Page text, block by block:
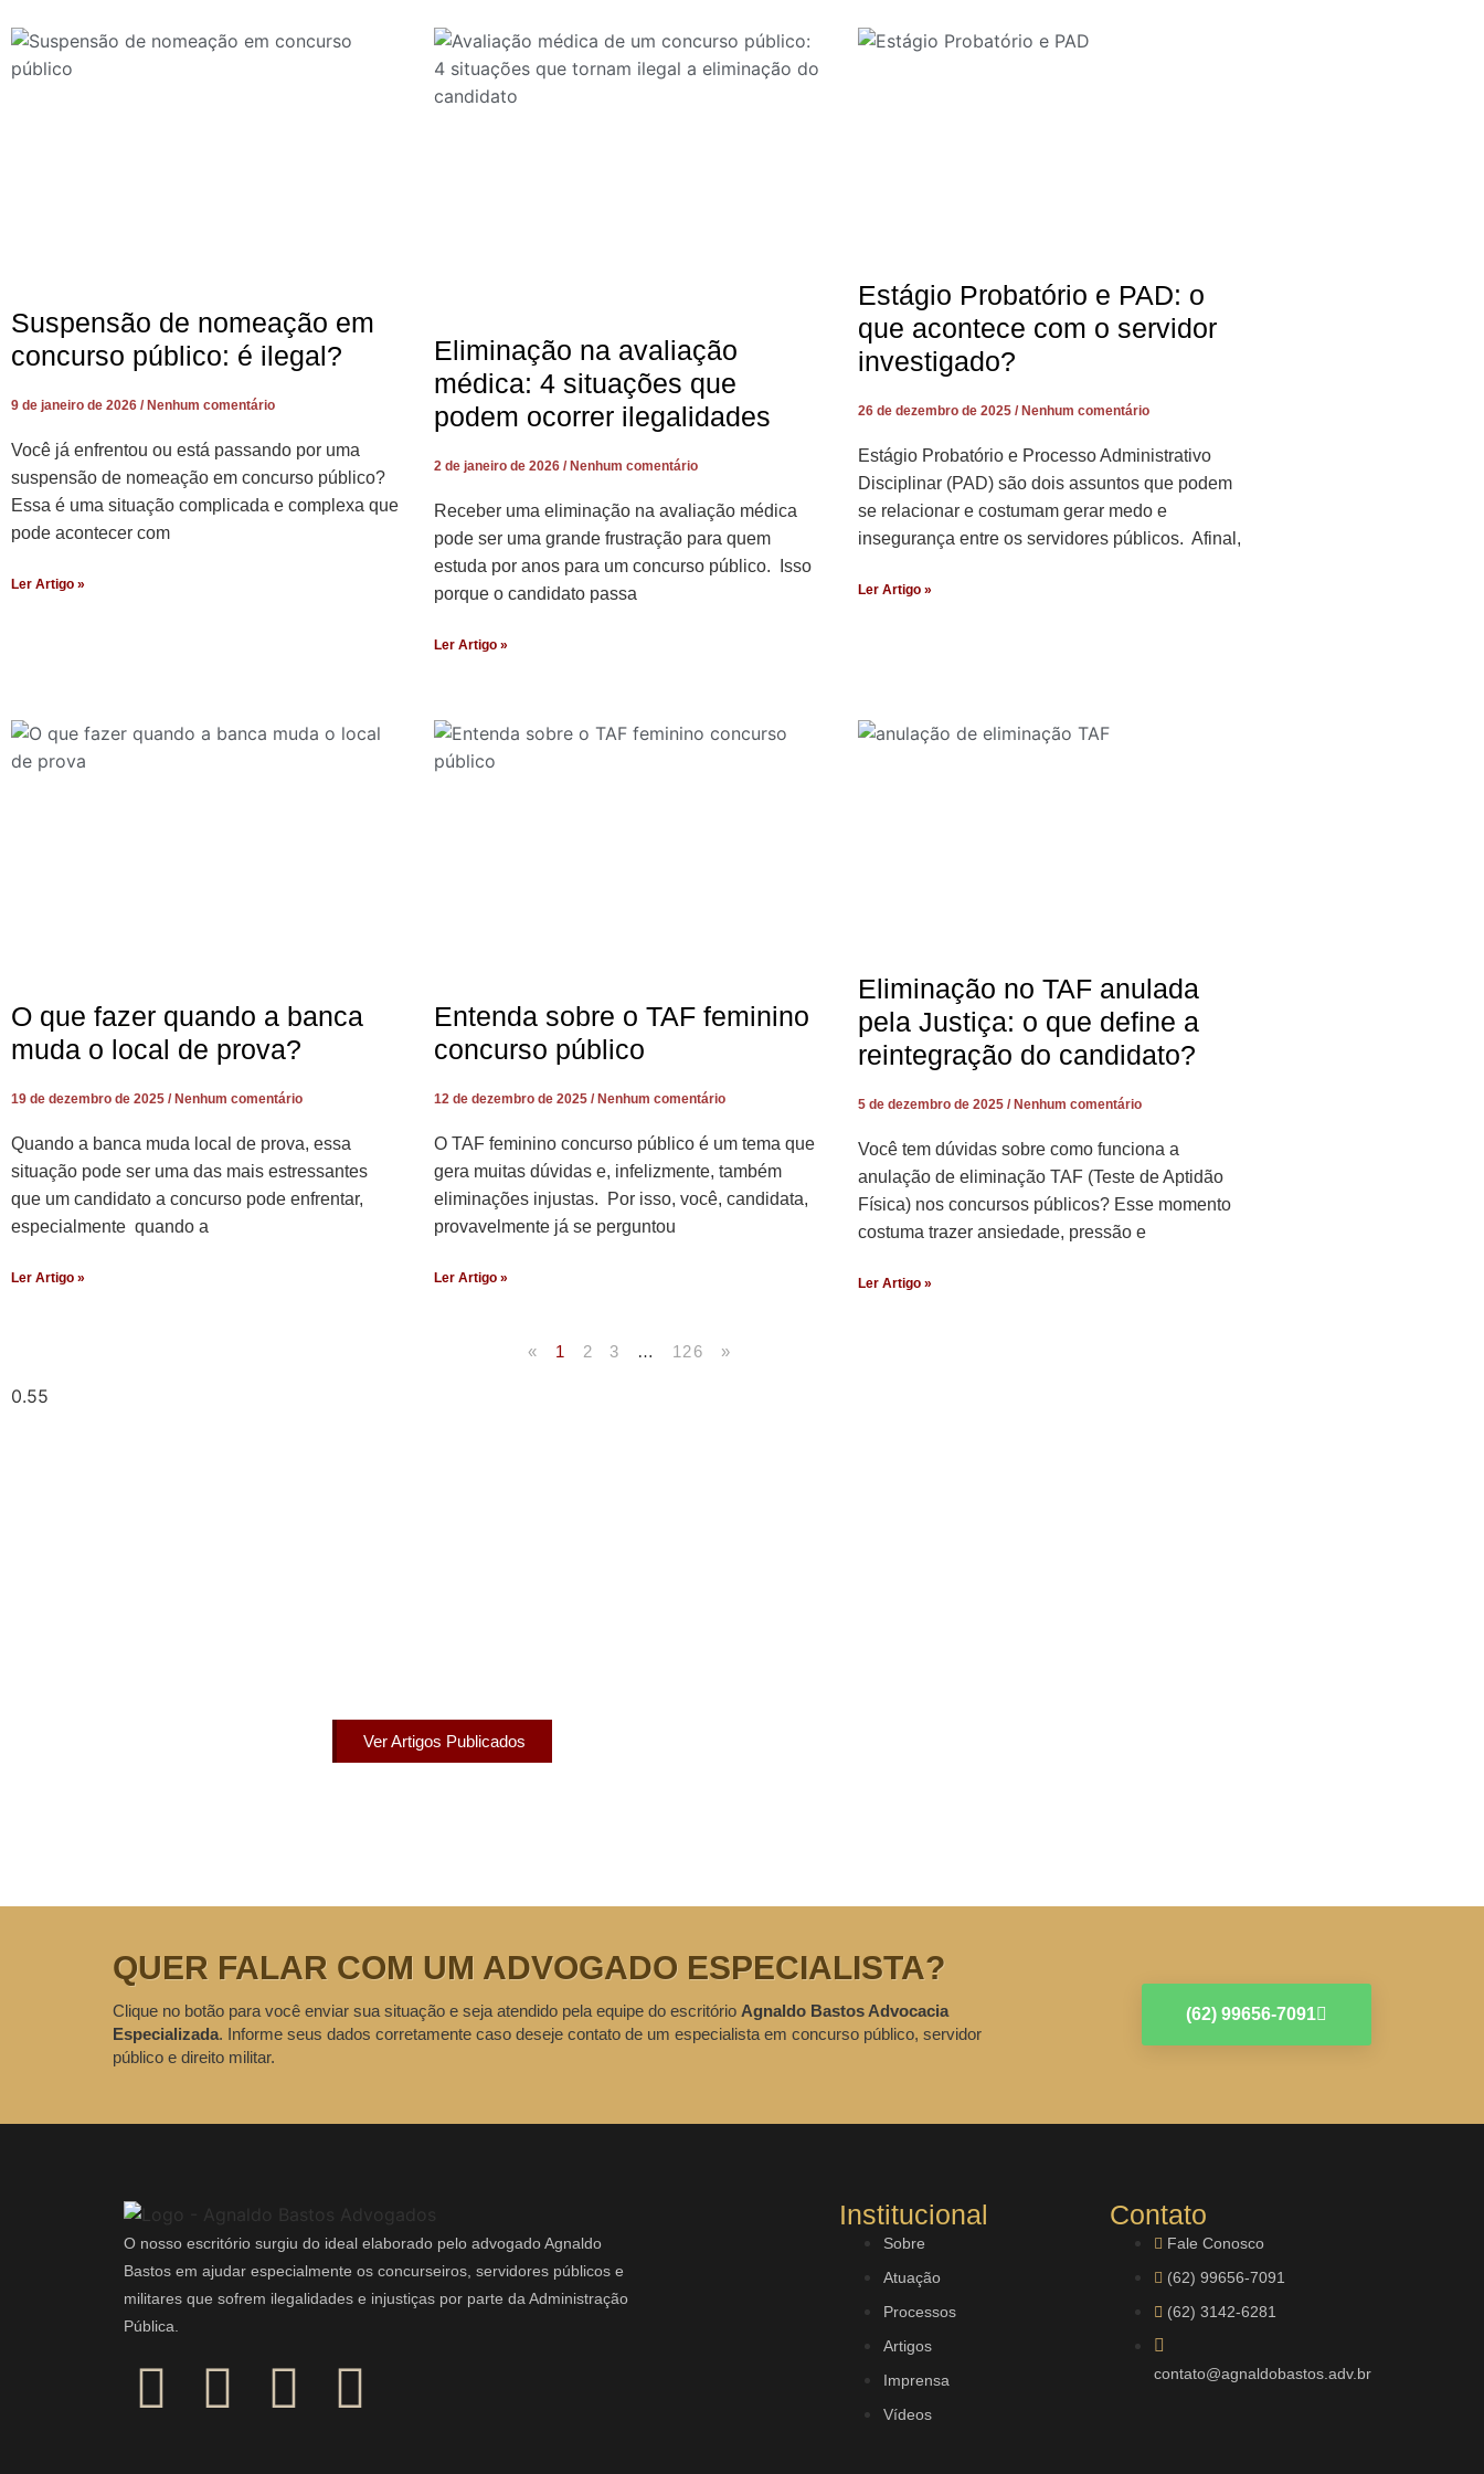
Suspensão de nomeação em
concurso público: é ilegal?
9 de janeiro de 2026 Nenhum comentário
Você já enfrentou ou está passando por uma
suspensão de nomeação em concurso público?
Essa é uma situação complicada e complexa que
pode acontecer com
Ler Artigo »
Eliminação na avaliação
médica: 4 situações que
podem ocorrer ilegalidades
2 de janeiro de 2026 Nenhum comentário
Receber uma eliminação na avaliação médica
pode ser uma grande frustração para quem
estuda por anos para um concurso público. Isso
porque o candidato passa
Ler Artigo »
Estágio Probatório e PAD: o
que acontece com o servidor
investigado?
26 de dezembro de 2025 Nenhum comentário
Estágio Probatório e Processo Administrativo
Disciplinar (PAD) são dois assuntos que podem
se relacionar e costumam gerar medo e
insegurança entre os servidores públicos. Afinal,
Ler Artigo »
O que fazer quando a banca
muda o local de prova?
19 de dezembro de 2025 Nenhum comentário
Quando a banca muda local de prova, essa
situação pode ser uma das mais estressantes
que um candidato a concurso pode enfrentar,
especialmente quando a
Ler Artigo »
Entenda sobre o TAF feminino
concurso público
12 de dezembro de 2025 Nenhum comentário
O TAF feminino concurso público é um tema que
gera muitas dúvidas e, infelizmente, também
eliminações injustas. Por isso, você, candidata,
provavelmente já se perguntou
Ler Artigo »
Eliminação no TAF anulada
pela Justiça: o que define a
reintegração do candidato?
5 de dezembro de 2025 Nenhum comentário
Você tem dúvidas sobre como funciona a
anulação de eliminação TAF (Teste de Aptidão
Física) nos concursos públicos? Esse momento
costuma trazer ansiedade, pressão e
Ler Artigo »
« 1 2 3 … 126 »
Ver Artigos Publicados
QUER FALAR COM UM ADVOGADO ESPECIALISTA?
Clique no botão para você enviar sua situação e seja atendido pela equipe do escritório Agnaldo Bastos Advocacia
Especializada. Informe seus dados corretamente caso deseje contato de um especialista em concurso público, servidor
público e direito militar.
(62) 99656-7091
O nosso escritório surgiu do ideal elaborado pelo advogado Agnaldo
Bastos em ajudar especialmente os concurseiros, servidores públicos e
militares que sofrem ilegalidades e injustiças por parte da Administração
Pública.
Institucional
Sobre
Atuação
Processos
Artigos
Imprensa
Vídeos
Contato
Fale Conosco
(62) 99656-7091
(62) 3142-6281
contato@agnaldobastos.adv.br